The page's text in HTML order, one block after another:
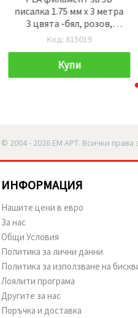
писалка 1.75 мм x 3 метра
3 цвята -бял, розов,
тъмно зелен
Код: 815019
Купи
© 2004 - 2026 ЕМ АРТ. Всички права
ИНФОРМАЦИЯ
Нашите цени в евро
За нас
Общи Условия
Политика за лични данни
Политика за използване на
Лоялити програма
Другите за нас
Поръчка и доставка